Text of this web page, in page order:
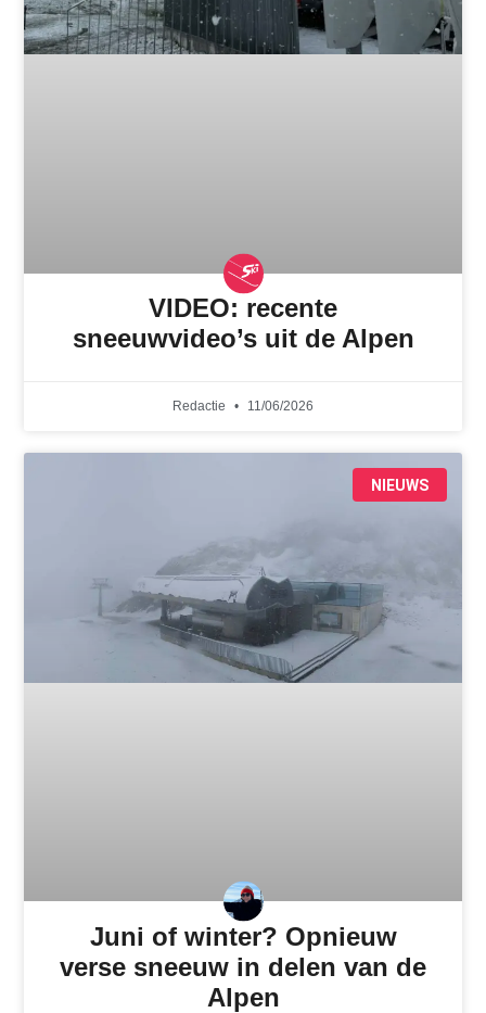
VIDEO: recente
sneeuwvideo’s uit de Alpen
Redactie 11/06/2026
NIEUWS
Juni of winter? Opnieuw
verse sneeuw in delen van de
Alpen